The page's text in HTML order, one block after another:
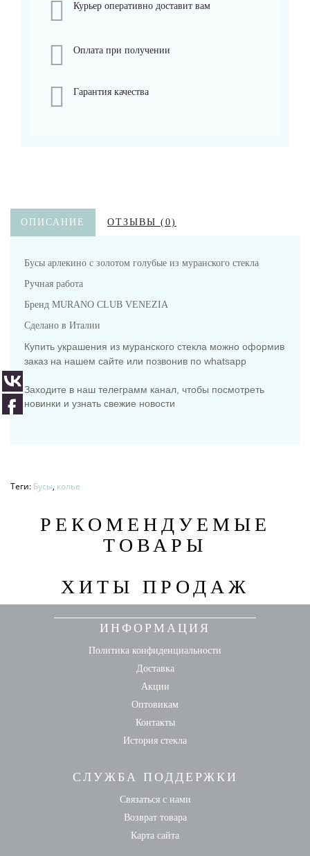
Курьер оперативно доставит вам
Оплата при получении
Гарантия качества
ОПИСАНИЕ ОТЗЫВЫ (0)
Бусы арлекино с золотом голубые из муранского стекла
Ручная работа
Бренд MURANO CLUB VENEZIA
Сделано в Италии
Купить украшения из муранского стекла можно оформив
заказ на нашем сайте или позвонив по whatsapp
Заходите в наш телеграмм канал, чтобы посмотреть
новинки и узнать свежие новости
Теги: Бусы, колье
РЕКОМЕНДУЕМЫЕ
ТОВАРЫ
ХИТЫ ПРОДАЖ
ИНФОРМАЦИЯ
Политика конфиденциальности
Доставка
Акции
Оптовикам
Контакты
История стекла
СЛУЖБА ПОДДЕРЖКИ
Связаться с нами
Возврат товара
Карта сайта